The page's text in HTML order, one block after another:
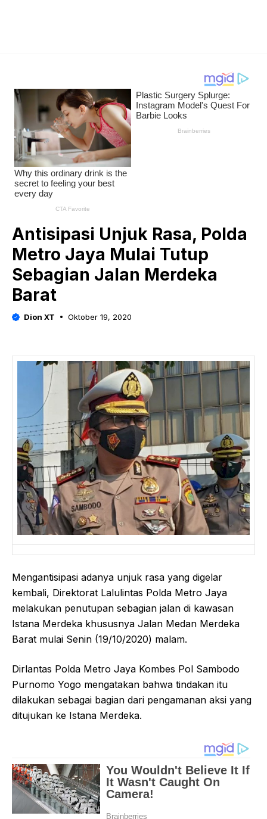
Antisipasi Unjuk Rasa, Polda
Metro Jaya Mulai Tutup
Sebagian Jalan Merdeka
Barat
Dion XT Oktober 19, 2020
Mengantisipasi adanya unjuk rasa yang digelar
kembali, Direktorat Lalulintas Polda Metro Jaya
melakukan penutupan sebagian jalan di kawasan
Istana Merdeka khususnya Jalan Medan Merdeka
Barat mulai Senin (19/10/2020) malam.
Dirlantas Polda Metro Jaya Kombes Pol Sambodo
Purnomo Yogo mengatakan bahwa tindakan itu
dilakukan sebagai bagian dari pengamanan aksi yang
ditujukan ke Istana Merdeka.